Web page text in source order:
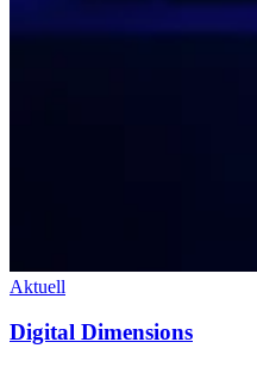
Aktuell
Digital Dimensions